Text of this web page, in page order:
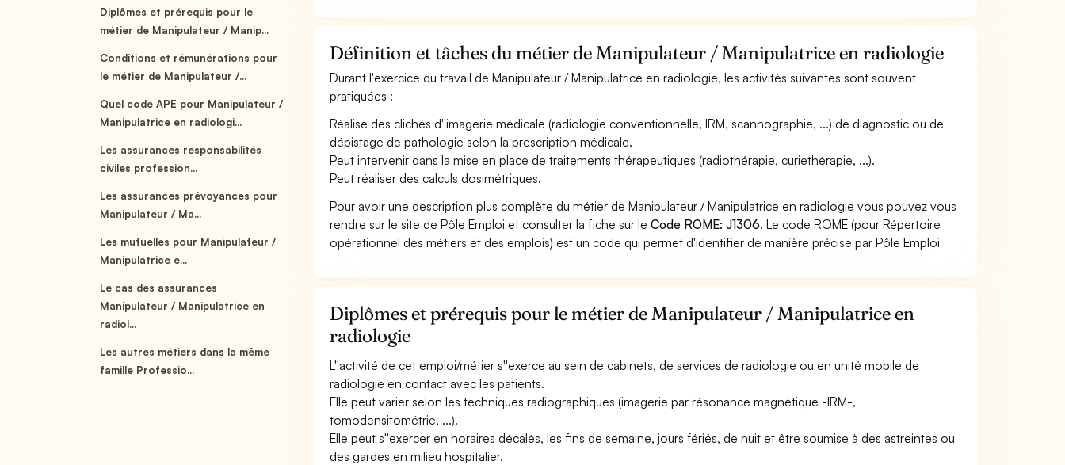
Diplômes et prérequis pour le
métier de Manipulateur / Manip...
Conditions et rémunérations pour
le métier de Manipulateur /...
Quel code APE pour Manipulateur /
Manipulatrice en radiologi...
Les assurances responsabilités
civiles profession...
Les assurances prévoyances pour
Manipulateur / Ma...
Les mutuelles pour Manipulateur /
Manipulatrice e...
Le cas des assurances
Manipulateur / Manipulatrice en
radiol...
Les autres métiers dans la même
famille Professio...
Définition et tâches du métier de Manipulateur / Manipulatrice en radiologie
Durant l'exercice du travail de Manipulateur / Manipulatrice en radiologie, les activités suivantes sont souvent
pratiquées :
Réalise des clichés d''imagerie médicale (radiologie conventionnelle, IRM, scannographie, ...) de diagnostic ou de
dépistage de pathologie selon la prescription médicale.
Peut intervenir dans la mise en place de traitements thérapeutiques (radiothérapie, curiethérapie, ...).
Peut réaliser des calculs dosimétriques.
Pour avoir une description plus complète du métier de Manipulateur / Manipulatrice en radiologie vous pouvez vous
rendre sur le site de Pôle Emploi et consulter la fiche sur leCode ROME: J1306. Le code ROME (pour Répertoire
opérationnel des métiers et des emplois) est un code qui permet d'identifier de manière précise par Pôle Emploi
Diplômes et prérequis pour le métier de Manipulateur / Manipulatrice en
radiologie
L''activité de cet emploi/métier s''exerce au sein de cabinets, de services de radiologie ou en unité mobile de
radiologie en contact avec les patients.
Elle peut varier selon les techniques radiographiques (imagerie par résonance magnétique -IRM-,
tomodensitométrie, ...).
Elle peut s''exercer en horaires décalés, les fins de semaine, jours fériés, de nuit et être soumise à des astreintes ou
des gardes en milieu hospitalier.